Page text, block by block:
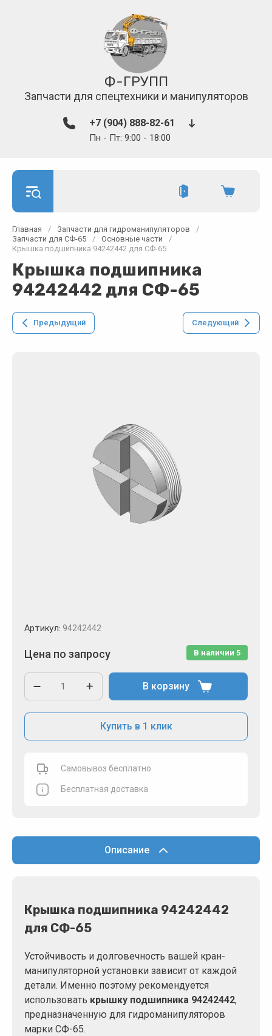
Ф-ГРУПП
Запчасти для спецтехники и манипуляторов
+7 (904) 888-82-61
Пн - Пт: 9:00 - 18:00
Главная / Запчасти для гидроманипуляторов
/
Запчасти для СФ-65
/ Основные части
/
Крышка подшипника 94242442 для СФ-65
Крышка подшипника
94242442 для СФ-65
Предыдущий Следующий
Артикул: 94242442
В наличии 5
Цена по запросу
В корзину
Купить в 1 клик
Самовывоз бесплатно
Бесплатная доставка
Описание
Крышка подшипника 94242442
для СФ-65
Устойчивость и долговечность вашей кран-
манипуляторной установки зависит от каждой
детали. Именно поэтому рекомендуется
использовать крышку подшипника 94242442,
предназначенную для гидроманипуляторов
марки СФ-65.